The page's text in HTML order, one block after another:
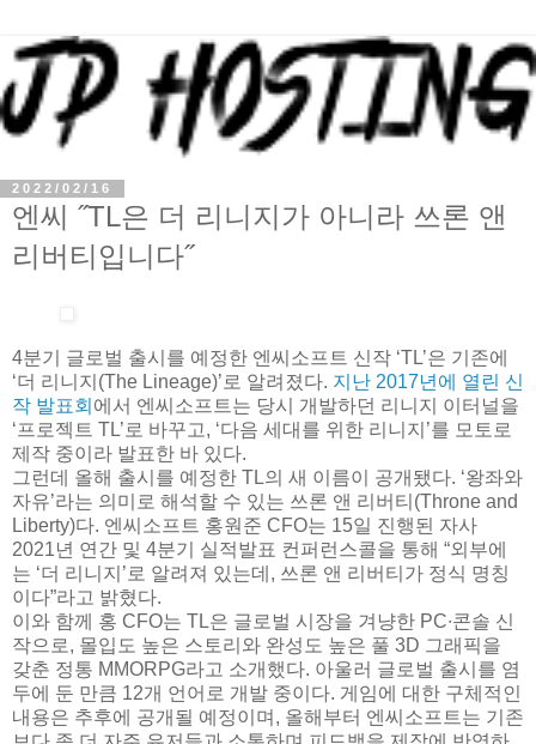
2022/02/16
엔씨 ˝TL은 더 리니지가 아니라 쓰론 앤
리버티입니다˝
4분기 글로벌 출시를 예정한 엔씨소프트 신작 ‘TL’은 기존에
‘더 리니지(The Lineage)’로 알려졌다. 지난 2017년에 열린 신
작 발표회 에서 엔씨소프트는 당시 개발하던 리니지 이터널을
‘프로젝트 TL’로 바꾸고, ‘다음 세대를 위한 리니지’를 모토로
제작 중이라 발표한 바 있다.
그런데 올해 출시를 예정한 TL의 새 이름이 공개됐다. ‘왕좌와
자유’라는 의미로 해석할 수 있는 쓰론 앤 리버티(Throne and
Liberty)다. 엔씨소프트 홍원준 CFO는 15일 진행된 자사
2021년 연간 및 4분기 실적발표 컨퍼런스콜을 통해 “외부에
는 ‘더 리니지’로 알려져 있는데, 쓰론 앤 리버티가 정식 명칭
이다”라고 밝혔다.
이와 함께 홍 CFO는 TL은 글로벌 시장을 겨냥한 PC∙콘솔 신
작으로, 몰입도 높은 스토리와 완성도 높은 풀 3D 그래픽을
갖춘 정통 MMORPG라고 소개했다. 아울러 글로벌 출시를 염
두에 둔 만큼 12개 언어로 개발 중이다. 게임에 대한 구체적인
내용은 추후에 공개될 예정이며, 올해부터 엔씨소프트는 기존